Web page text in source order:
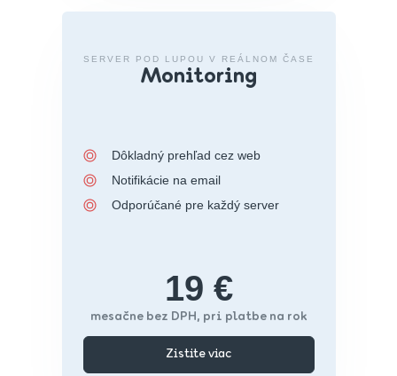
SERVER POD LUPOU V REÁLNOM ČASE
Monitoring
Dôkladný prehľad cez web
Notifikácie na email
Odporúčané pre každý server
19 €
mesačne bez DPH, pri platbe na rok
Zistite viac